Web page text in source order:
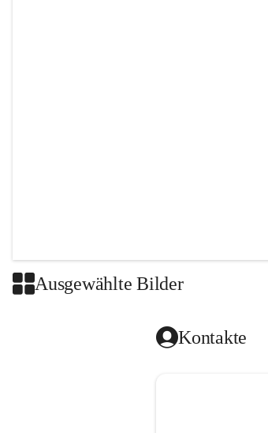
Ausgewählte Bilder
Kontakte